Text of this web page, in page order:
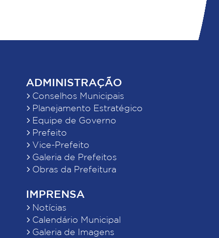
ADMINISTRAÇÃO
Conselhos Municipais
Planejamento Estratégico
Equipe de Governo
Prefeito
Vice-Prefeito
Galeria de Prefeitos
Obras da Prefeitura
IMPRENSA
Notícias
Calendário Municipal
Galeria de Imagens